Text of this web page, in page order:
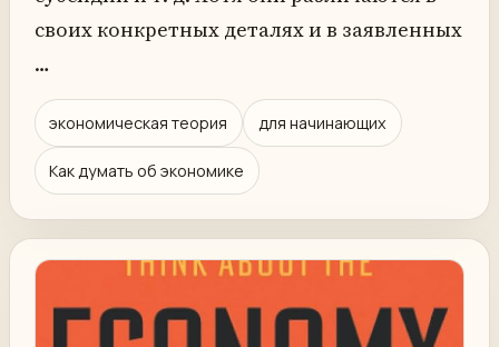
своих конкретных деталях и в заявленных
…
экономическая теория для начинающих
Как думать об экономике